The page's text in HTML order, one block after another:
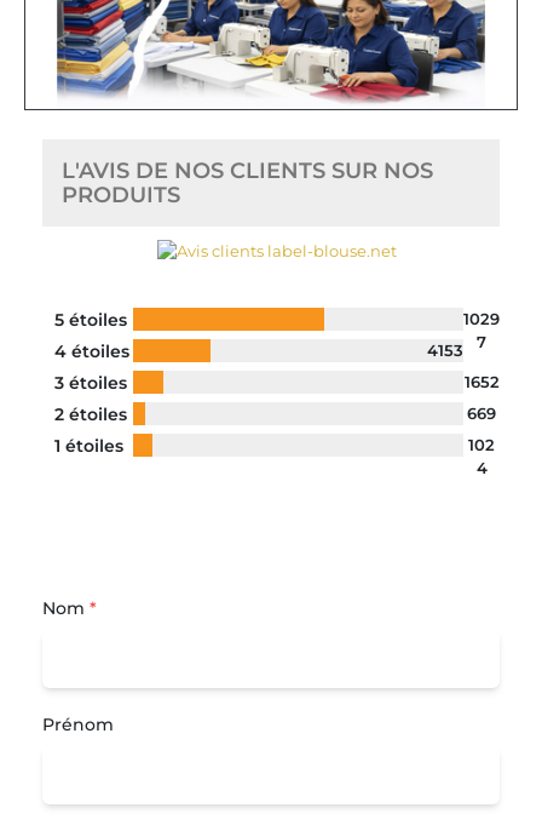
L'AVIS DE NOS CLIENTS SUR NOS
PRODUITS
5 étoiles
1029
7
4 étoiles 4153
3 étoiles 1652
2 étoiles 669
1 étoiles
102
4
Nom *
Prénom